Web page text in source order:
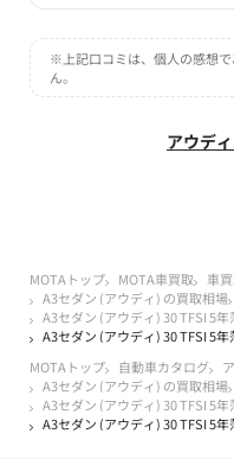
※上記口コミは、個人の感想
ん。
アウデ
MOTAトップ MOTA車買取 車
A3セダン (アウディ) の買取相場
A3セダン (アウディ) 30 TFSI 5
A3セダン (アウディ) 30 TFSI 5
MOTAトップ
自動車カタログ
A3セダン (アウディ) の買取相場
A3セダン (アウディ) 30 TFSI 5
A3セダン (アウディ) 30 TFSI 5